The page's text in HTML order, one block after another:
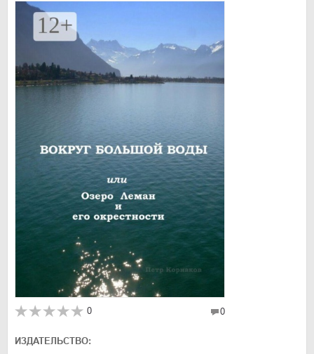
0 0
ИЗДАТЕЛЬСТВО: